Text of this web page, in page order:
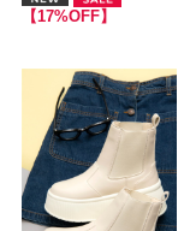
【17%OFF】